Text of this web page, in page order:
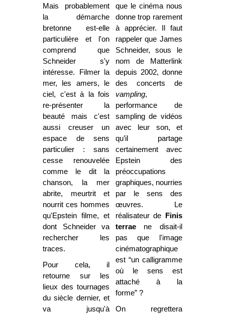
Mais probablement
la démarche
bretonne est-elle
particulière et l'on
comprend que
Schneider s'y
intéresse. Filmer la
mer, les amers, le
ciel, c'est à la fois
re-présenter la
beauté mais c'est
aussi creuser un
espace de sens
particulier : sans
cesse renouvelée
comme le dit la
chanson, la mer
abrite, meurtrit et
nourrit ces hommes
qu'Epstein filme, et
dont Schneider va
rechercher les
traces.
Pour cela, il
retourne sur les
lieux des tournages
du siècle dernier, et
va jusqu'à
que le cinéma nous
donne trop rarement
à apprécier. Il faut
rappeler que James
Schneider, sous le
nom de Matterlink
depuis 2002, donne
des concerts de
vampling,
performance de
sampling de vidéos
avec leur son, et
qu’il partage
certainement avec
Epstein des
préoccupations
graphiques, nourries
par le sens des
œuvres. Le
réalisateur de
Finis
terraene disait-il
pas que l'image
cinématographique
est “un calligramme
où le sens est
attaché à la
forme” ?
On regrettera